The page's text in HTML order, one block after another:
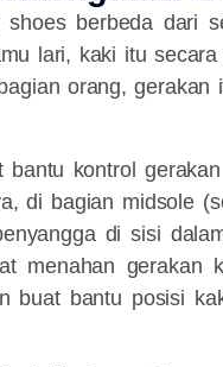
berbeda dari
lari, kaki itu
orang,
bantu kontrol
di bagian midsole
di sisi
menahan gerakan
buat bantu posisi